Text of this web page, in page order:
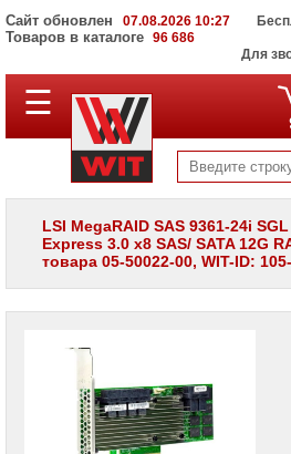
Сайт обновлен 07.08.2026 10:27
Товаров в каталоге 96 686
Для
ПОЛНЫЙ
КАТАЛОГ
Корпоративные
серверы
WIT
Системы
хранения
данных
Мониторы
панели
Проекторы
☰
LSI MegaRAID SAS 9361-24i
Express 3.0 x8 SAS/ SATA 12G
товара 05-50022-00, WIT-ID: